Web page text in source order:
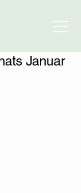
Januar